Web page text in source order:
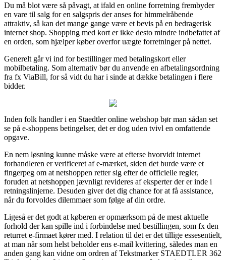
Du må blot være så påvagt, at ifald en online forretning frembyder
en vare til salg for en salgspris der anses for himmelråbende
attraktiv, så kan det mange gange være et bevis på en bedragerisk
internet shop. Shopping med kort er ikke desto mindre indbefattet af
en orden, som hjælper køber overfor uægte forretninger på nettet.
Generelt går vi ind for bestillinger med betalingskort eller
mobilbetaling. Som alternativ bør du anvende en afbetalingsordning
fra fx ViaBill, for så vidt du har i sinde at dække betalingen i flere
bidder.
Inden folk handler i en Staedtler online webshop bør man sådan set
se på e-shoppens betingelser, det er dog uden tvivl en omfattende
opgave.
En nem løsning kunne måske være at efterse hvorvidt internet
forhandleren er verificeret af e-mærket, siden det burde være et
fingerpeg om at netshoppen retter sig efter de officielle regler,
foruden at netshoppen jævnligt revideres af eksperter der er inde i
retningslinjerne. Desuden giver det dig chance for at få assistance,
når du forvoldes dilemmaer som følge af din ordre.
Ligeså er det godt at køberen er opmærksom på de mest aktuelle
forhold der kan spille ind i forbindelse med bestillingen, som fx den
returret e-firmaet kører med. I relation til det er det tillige essesentielt,
at man når som helst beholder ens e-mail kvittering, således man en
anden gang kan vidne om ordren af Tekstmarker STAEDTLER 362